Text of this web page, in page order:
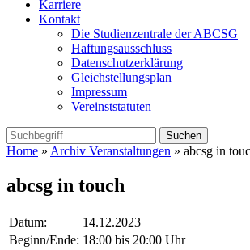
Karriere
Kontakt
Die Studienzentrale der ABCSG
Haftungsausschluss
Datenschutzerklärung
Gleichstellungsplan
Impressum
Vereinststatuten
Home » Archiv Veranstaltungen » abcsg in
abcsg in touch
Datum:
14.12.2023
Beginn/Ende: 18:00 bis 20:00 Uhr